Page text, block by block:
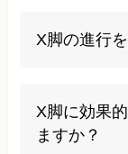
をかけすぎな
場合は専門家
X脚の進行
たり止めたり
重要になりま
X脚に効果
ますか？